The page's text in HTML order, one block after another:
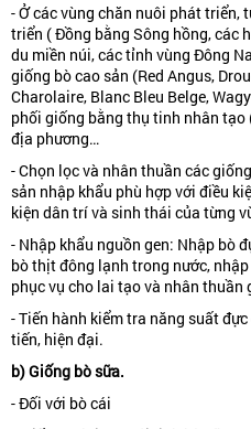
- Ở các vùng chăn nuôi phát
triển ( Đồng bằng Sông hồng, các
du miền núi, các tỉnh vùng Đông
giống bò cao sản (Red Angus,
Charolaire, Blanc Bleu Belge,
phối giống bằng thụ tinh nhân tạo
địa phương…
- Chọn lọc và nhân thuần các
sản nhập khẩu phù hợp với điều
kiện dân trí và sinh thái của từng
- Nhập khẩu nguồn gen: Nhập bò
bò thịt đông lạnh trong nước,
phục vụ cho lai tạo và nhân thuần
- Tiến hành kiểm tra năng suất
tiến, hiện đại.
b)Giống bò sữa.
- Đối với bò cái